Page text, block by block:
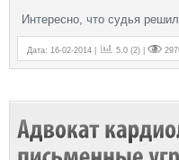
Интересно, что судья
Дата: 16-02-2014 | 5.0 (2) |